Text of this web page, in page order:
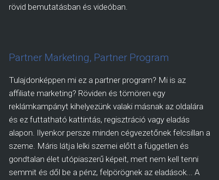
rövid bemutatásban és videóban.
Partner Marketing, Partner Program
Tulajdonképpen mi ez a partner program? Mi is az
affiliate marketing? Röviden és tömören egy
reklámkampányt kihelyezünk valaki másnak az oldalára
és ez futtatható kattintás, regisztráció vagy eladás
alapon. Ilyenkor persze minden cégvezetőnek felcsillan a
szeme. Máris látja lelki szemei előtt a független és
gondtalan élet utópiaszerű képeit, mert nem kell tenni
semmit és dől be a pénz, felpörögnek az eladások... A